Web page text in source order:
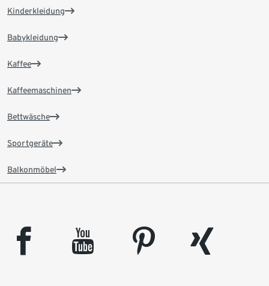
Kinderkleidung
Babykleidung
Kaffee
Kaffeemaschinen
Bettwäsche
Sportgeräte
Balkonmöbel
facebook youtube pinterest
xing